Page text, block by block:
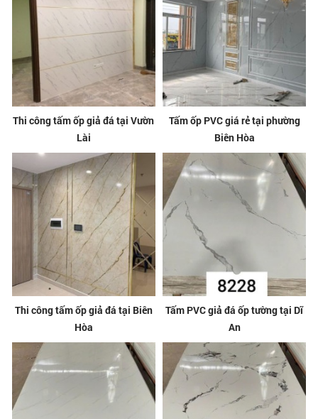
Thi công tấm ốp giả đá tại Vườn
Lài
Tấm ốp PVC giá rẻ tại phường
Biên Hòa
Thi công tấm ốp giả đá tại Biên
Hòa
Tấm PVC giả đá ốp tường tại Dĩ
An